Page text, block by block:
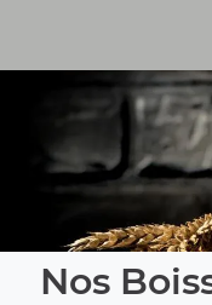
Nos